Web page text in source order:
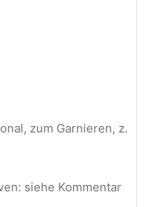
zum Garnieren, z.
siehe Kommentar